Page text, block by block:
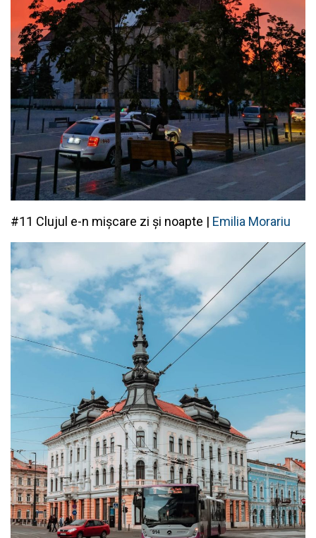
#11 Clujul e-n mișcare zi și noapte | Emilia Morariu